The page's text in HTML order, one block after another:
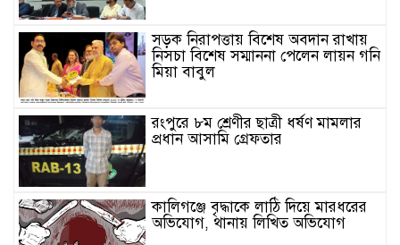
সড়ক নিরাপত্তায় বিশেষ অবদান রাখায়
নিসচা বিশেষ সম্মাননা পেলেন লায়ন গনি
মিয়া বাবুল
রংপুরে ৮ম শ্রেণীর ছাত্রী ধর্ষণ মামলার
প্রধান আসামি গ্রেফতার
কালিগঞ্জে বৃদ্ধাকে লাঠি দিয়ে মারধরের
অভিযোগ, থানায় লিখিত অভিযোগ